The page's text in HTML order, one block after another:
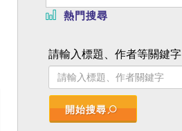
熱門搜尋
請輸入標題、作者等關鍵字
開始搜尋